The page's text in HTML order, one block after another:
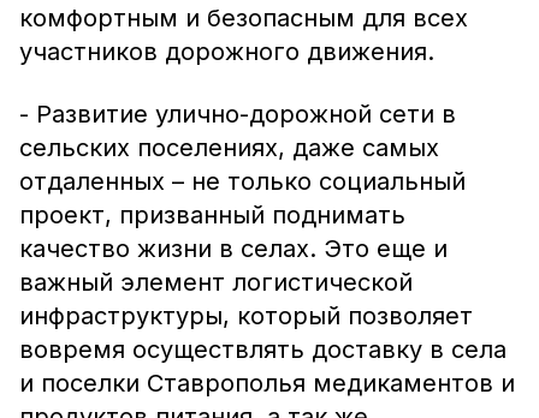
комфортным и безопасным для всех
участников дорожного движения.
- Развитие улично-дорожной сети в
сельских поселениях, даже самых
отдаленных – не только социальный
проект, призванный поднимать
качество жизни в селах. Это еще и
важный элемент логистической
инфраструктуры, который позволяет
вовремя осуществлять доставку в села
и поселки Ставрополья медикаментов и